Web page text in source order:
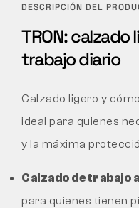
DESCRIPCIÓN DEL
TRON:
trabajo diario
Calzado ligero y
ideal para quienes
y la máxima
Calzado de trabajo
para quienes tienen